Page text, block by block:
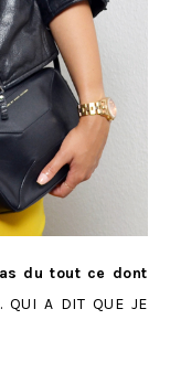
du tout ce dont
QUI A DIT QUE JE